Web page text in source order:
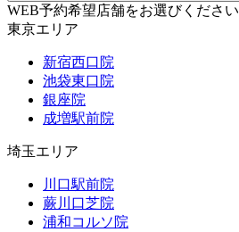
WEB予約希望店舗をお選びください
東京エリア
新宿西口院
池袋東口院
銀座院
成増駅前院
埼玉エリア
川口駅前院
蕨川口芝院
浦和コルソ院